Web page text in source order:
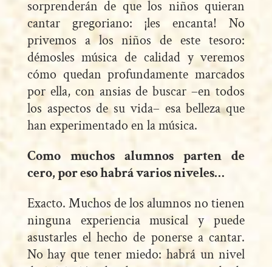
sorprenderán de que los niños quieran
cantar gregoriano: ¡les encanta! No
privemos a los niños de este tesoro:
démosles música de calidad y veremos
cómo quedan profundamente marcados
por ella, con ansias de buscar –en todos
los aspectos de su vida– esa belleza que
han experimentado en la música.
Como muchos alumnos parten de
cero, por eso habrá varios niveles…
Exacto. Muchos de los alumnos no tienen
ninguna experiencia musical y puede
asustarles el hecho de ponerse a cantar.
No hay que tener miedo: habrá un nivel